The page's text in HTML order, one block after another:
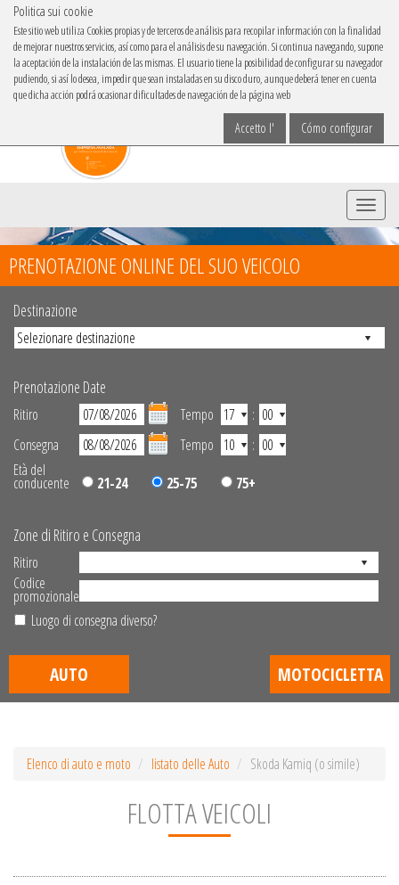
Politica sui cookie
Este sitio web utiliza Cookies propias y de terceros de análisis para recopilar información con la finalidad
de mejorar nuestros servicios, así como para el análisis de su navegación. Si continua navegando, supone
la aceptación de la instalación de las mismas. El usuario tiene la posibilidad de configurar su navegador
pudiendo, si así lo desea, impedir que sean instaladas en su disco duro, aunque deberá tener en cuenta
que dicha acción podrá ocasionar dificultades de navegación de la página web
Cómo configurar
Accetto l'
Scegli la lingua
Menu
PRENOTAZIONE ONLINE DEL SUO VEICOLO
Destinazione
Prenotazione Date
Ritiro Tempo
:
Consegna
Tempo
:
Età del
conducente 21-24 25-75 75+
Zone di Ritiro e Consegna
Ritiro
Codice
promozionale
Luogo di consegna diverso?
AUTO MOTOCICLETTA
Elenco di auto e moto listato delle Auto Skoda Kamiq (o simile)
FLOTTA VEICOLI